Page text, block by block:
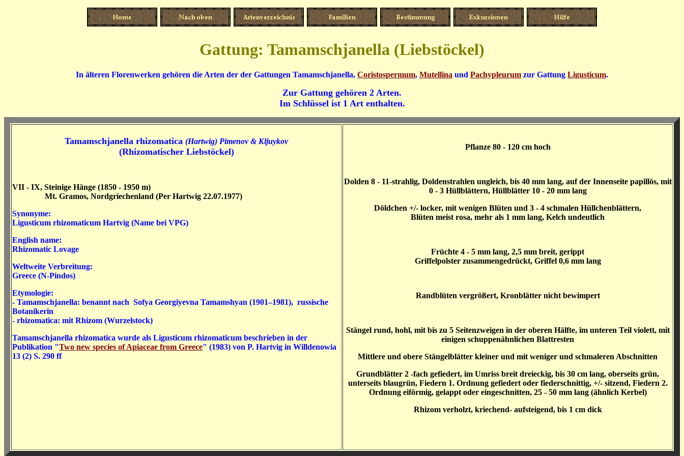
Gattung: Tamamschjanella (Liebstöckel)
In älteren Florenwerken gehören die Arten der der Gattungen Tamamschjanella, Coristospermum, Mutellina und Pachypleurum zur Gattung Ligusticum.
Zur Gattung gehören 2 Arten.
Im Schlüssel ist 1 Art enthalten.
Tamamschjanella rhizomatica (Hartwig) Pimenov & Kljuykov
(Rhizomatischer Liebstöckel)
VII - IX, Steinige Hänge (1850 - 1950 m)
Mt. Gramos, Nordgriechenland (Per Hartwig 22.07.1977)
Synonyme:
Ligusticum rhizomaticum Hartvig (Name bei VPG)
English name:
Rhizomatic Lovage
Weltweite Verbreitung:
Greece (N-Pindos)
Etymologie:
- Tamamschjanella: benannt nach Sofya Georgiyevna Tamamshyan (1901–1981), russische
Botanikerin
- rhizomatica: mit Rhizom (Wurzelstock)
Tamamschjanella rhizomatica wurde als Ligusticum rhizomaticum beschrieben in der
Publikation "Two new species of Apiaceae from Greece" (1983) von P. Hartvig in Willdenowia
13 (2) S. 290 ff
Pflanze 80 - 120 cm hoch
Dolden 8 - 11-strahlig, Doldenstrahlen ungleich, bis 40 mm lang, auf der Innenseite papillös, mit
0 - 3 Hüllblättern, Hüllblätter 10 - 20 mm lang
Döldchen +/- locker, mit wenigen Blüten und 3 - 4 schmalen Hüllchenblättern,
Blüten meist rosa, mehr als 1 mm lang, Kelch undeutlich
Früchte 4 - 5 mm lang, 2,5 mm breit, gerippt
Griffelpolster zusammengedrückt, Griffel 0,6 mm lang
Randblüten vergrößert, Kronblätter nicht bewimpert
Stängel rund, hohl, mit bis zu 5 Seitenzweigen in der oberen Hälfte, im unteren Teil violett, mit
einigen schuppenähnlichen Blattresten
Mittlere und obere Stängelblätter kleiner und mit weniger und schmaleren Abschnitten
Grundblätter 2 -fach gefiedert, im Umriss breit dreieckig, bis 30 cm lang, oberseits grün,
unterseits blaugrün, Fiedern 1. Ordnung gefiedert oder fiederschnittig, +/- sitzend, Fiedern 2.
Ordnung eiförmig, gelappt oder eingeschnitten, 25 - 50 mm lang (ähnlich Kerbel)
Rhizom verholzt, kriechend- aufsteigend, bis 1 cm dick